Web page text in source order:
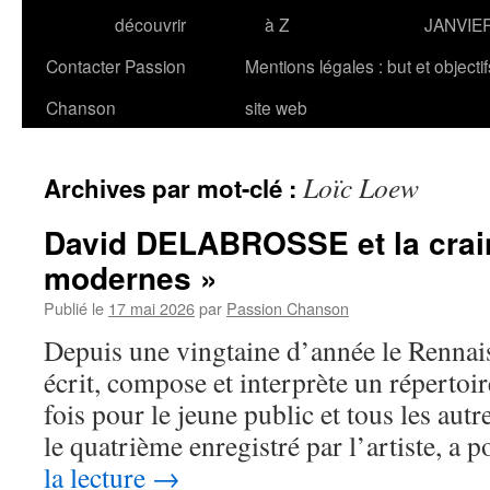
découvrir
à Z
Contacter Passion
Chanson
Mentions légales : but et
site web
Archives par mot-clé : Loïc Loew
David DELABROSSE et la
modernes »
Publié le 17 mai 2026par Passion Chanson
Depuis une vingtaine d’année le
écrit, compose et interprète un
fois pour le jeune public et tous les
le quatrième enregistré par l’artiste,
la lecture →